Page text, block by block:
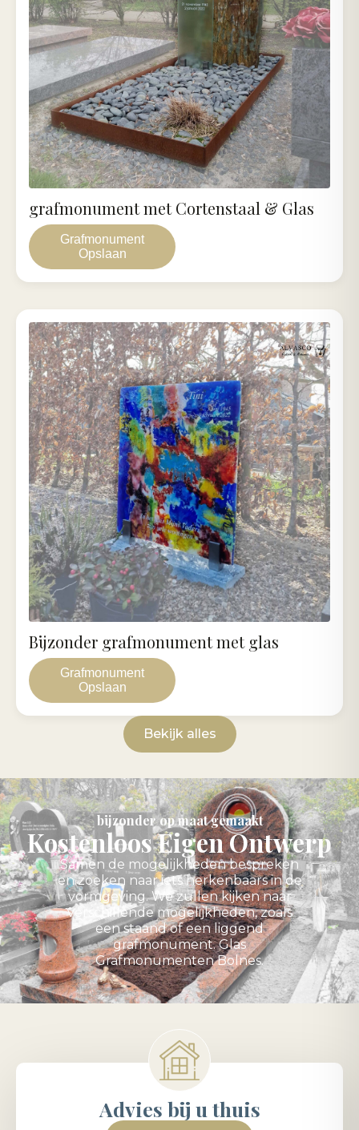
Grafmonument
Opslaan
grafmonument met Cortenstaal & Glas
Grafmonument
Opslaan
Bijzonder grafmonument met glas
Bekijk alles
bijzonder op maat gemaakt
Kostenloos Eigen Ontwerp
Samen de mogelijkheden bespreken
en zoeken naar iets herkenbaars in de
vormgeving. We zullen kijken naar
verschillende mogelijkheden, zoals
een staand of een liggend
grafmonument. Glas
Grafmonumenten Bolnes.
Advies bij u thuis